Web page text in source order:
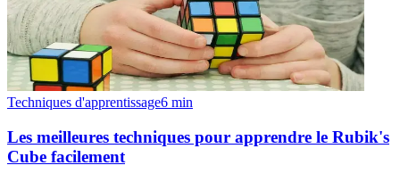
Techniques d'apprentissage6 min
Les meilleures techniques pour apprendre le Rubik's
Cube facilement